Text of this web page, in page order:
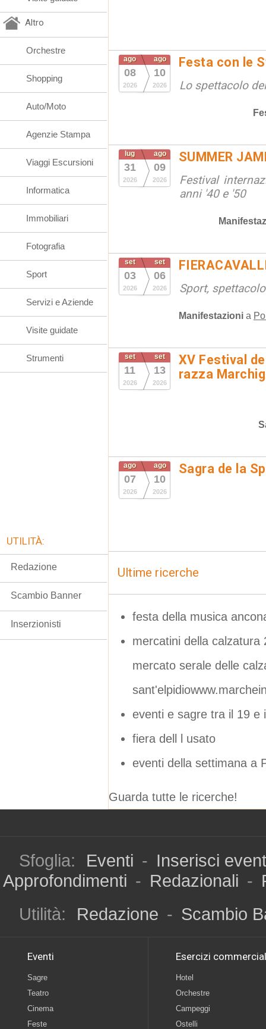
ago
08
2026
ago
10
2026
Festa con le
Lo spettacolo
lug
31
2026
ago
09
2026
SUMMER
Festival
anni '40 e '50
set
03
2026
set
06
2026 Sport,
Manifestazioni a
set
11
2026
set
13
2026
XV Festival
razza
ago
07
2026
ago
10
2026
Sagra de la
Ultime ricerche
festa della musica
mercatini della calzatura
mercato serale delle
eventi e sagre tra il 19 e
fiera dell l usato
eventi della settimana a
Guarda tutte le ricerche!
Altro
Orchestre
Shopping
Auto/Moto
Agenzie Stampa
Viaggi Escursioni
Informatica
Immobiliari
Fotografia
Sport
Servizi e Aziende
Visite guidate
Strumenti
UTILITÀ:
Redazione
Scambio Banner
Inserzionisti
Sfoglia: Eventi - Inserisci
Approfondimenti - Redazionali -
Utilità:
Redazione - Scambio
Eventi
Sagre
Teatro
Cinema
Feste
Esercizi
Hotel
Orchestre
Campeggi
Ostelli